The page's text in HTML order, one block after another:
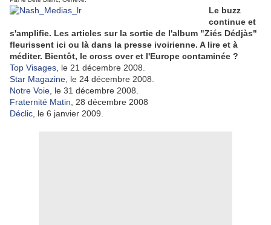
Le buzz
continue et
s'amplifie. Les articles sur la sortie de l'album "Ziés Dédjàs"
fleurissent ici ou là dans la presse ivoirienne. A lire et à
méditer. Bientôt, le cross over et l'Europe contaminée ?
Top Visages , le 21 décembre 2008.
Star Magazine , le 24 décembre 2008.
Notre Voie , le 31 décembre 2008.
Fraternité Matin , 28 décembre 2008
Déclic , le 6 janvier 2009.